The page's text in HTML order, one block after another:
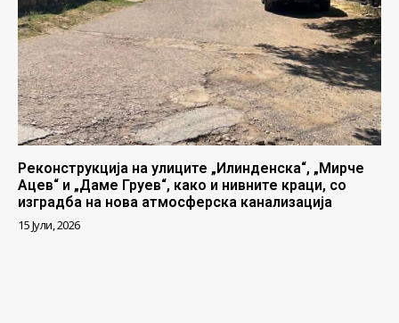
Реконструкција на улиците „Илинденска“, „Мирче
Ацев“ и „Даме Груев“, како и нивните краци, со
изградба на нова атмосферска канализација
15 Јули, 2026